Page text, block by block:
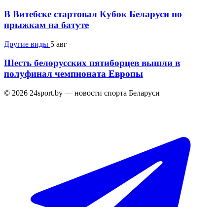
В Витебске стартовал Кубок Беларуси по
прыжкам на батуте
Другие виды 5 авг
Шесть белорусских пятиборцев вышли в
полуфинал чемпионата Европы
© 2026 24sport.by — новости спорта Беларуси